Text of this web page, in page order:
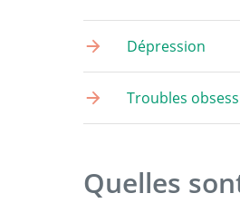
Dépression
Troubles
Quelles